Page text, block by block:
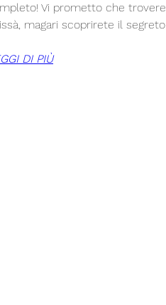
Vi prometto che
magari scoprirete il
DI PIÙ